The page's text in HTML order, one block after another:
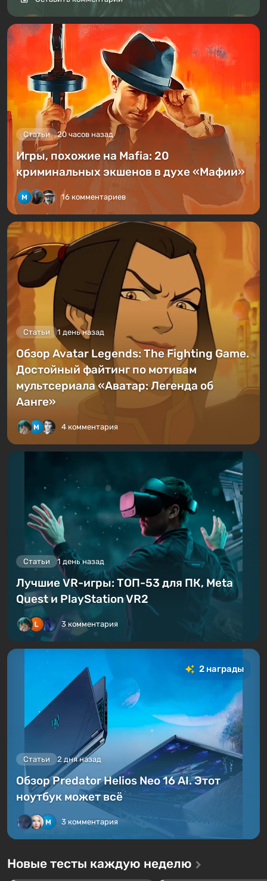
Статьи 20 часов назад
Игры, похожие на Mafia: 20
криминальных экшенов в духе «Мафии»
16 комментариев
Статьи 1 день назад
Обзор Avatar Legends: The Fighting Game.
Достойный файтинг по мотивам
мультсериала «Аватар: Легенда об
Аанге»
4 комментария
Статьи 1 день назад
Лучшие VR-игры: ТОП-53 для ПК, Meta
Quest и PlayStation VR2
3 комментария
2 награды
Статьи 2 дня назад
Обзор Predator Helios Neo 16 AI. Этот
ноутбук может всё
3 комментария
Новые тесты каждую неделю